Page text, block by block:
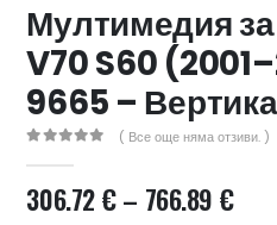
Мултимедия
V70 S60
9665 –
( Все още няма отзиви. )
306.72€– 766.89 €Price